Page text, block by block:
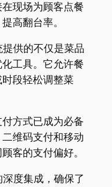
现场为顾客点餐
高翻台率。
供的不仅是菜品
工具。它允许餐
段轻松调整菜
方式已成为必备
维码支付和移动
客的支付偏好。
度集成，确保了